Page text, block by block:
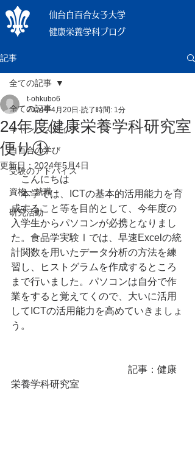
仙台白百合女子大学
健康栄養学科ブログ
記事
全ての記事
キャンパスライフ
白百合の学び
受験のアドバイス
資格・就職
研究活動
全ての記事
24年度健康栄養学科研究室
便り①
t-ohkubo6
2024年4月20日 読了時間: 1分
更新日： 2024年5月4日
こんにちは
本学では、
ICTの基本的活用能力を育
成すること等を目的として、今年度の
入学生からパソコンが必携となりまし
た。食品学実験Ⅰでは、早速Excelの統
計関数を用いたデータ分析の方法を練
習し、ヒストグラムを作成するところ
まで行いました。パソコンは自分で作
業をすると覚えてくので、大いに活用
してICTの活用能力を高めていきましょ
う。
記事：健康
栄養学科研究室